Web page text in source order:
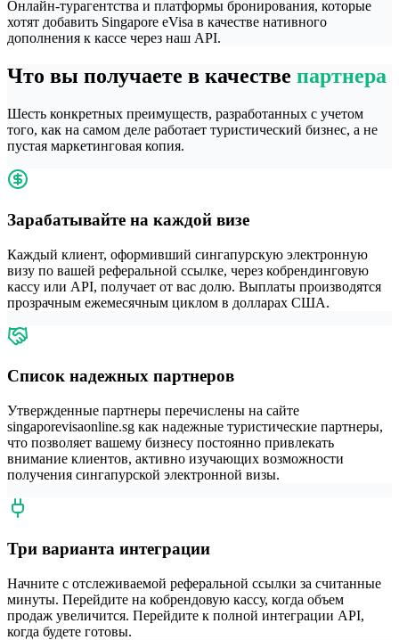
Онлайн-турагентства и платформы бронирования, которые
хотят добавить Singapore eVisa в качестве нативного
дополнения к кассе через наш API.
Что вы получаете в качестве партнера
Шесть конкретных преимуществ, разработанных с учетом
того, как на самом деле работает туристический бизнес, а не
пустая маркетинговая копия.
Зарабатывайте на каждой визе
Каждый клиент, оформивший сингапурскую электронную
визу по вашей реферальной ссылке, через кобрендинговую
кассу или API, получает от вас долю. Выплаты производятся
прозрачным ежемесячным циклом в долларах США.
Список надежных партнеров
Утвержденные партнеры перечислены на сайте
singaporevisaonline.sg как надежные туристические партнеры,
что позволяет вашему бизнесу постоянно привлекать
внимание клиентов, активно изучающих возможности
получения сингапурской электронной визы.
Три варианта интеграции
Начните с отслеживаемой реферальной ссылки за считанные
минуты. Перейдите на кобрендовую кассу, когда объем
продаж увеличится. Перейдите к полной интеграции API,
когда будете готовы.